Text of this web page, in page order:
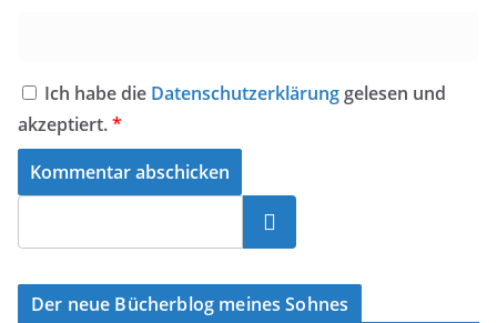
Ich habe die Datenschutzerklärung gelesen und
akzeptiert.*
Suchen
Der neue Bücherblog meines Sohnes